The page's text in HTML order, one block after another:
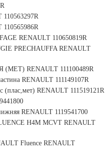
RENAULT 110650819R
PRECHAUFFA RENAULT
RENAULT 111100489R
RENAULT 111149107R
(плас,мет) RENAULT 111519121R
RENAULT 1119541700
H4M MCVT RENAULT
Fluence RENAULT